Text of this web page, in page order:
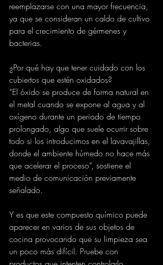
reemplazarse con una mayor frecuencia,
ya que se consideran un caldo de cultivo
para el crecimiento de gérmenes y
bacterias.
¿Por qué hay que tener cuidado con los
cubiertos que estén oxidados?
“El óxido se produce de forma natural en
el metal cuando se expone al agua y al
oxígeno durante un periodo de tiempo
prolongado, algo que suele ocurrir sobre
todo si los introducimos en el lavavajillas,
donde el ambiente húmedo no hace más
que acelerar el proceso”, sostiene el
medio de comunicación previamente
señalado.
Y es que este compuesto químico puede
aparecer en varios de sus objetos de
cocina provocando que su limpieza sea
un poco más difícil. Pruebe con